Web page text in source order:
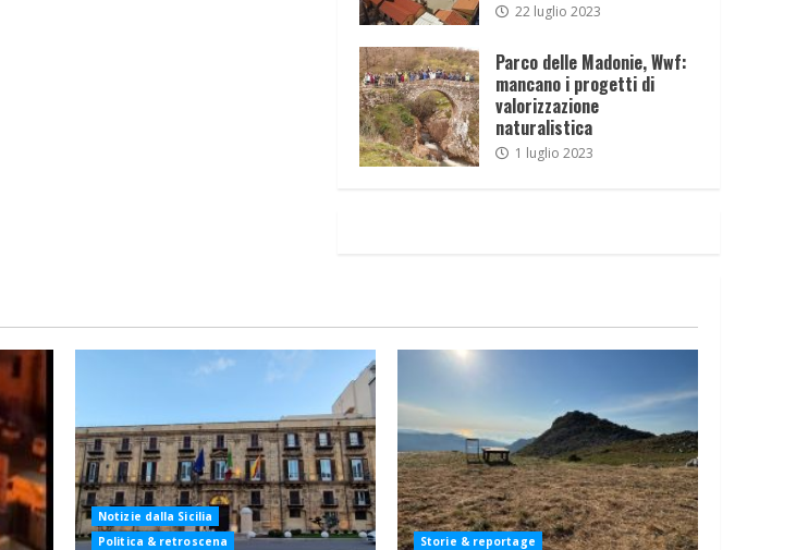
22 luglio 2023
Parco delle Madonie, Wwf:
mancano i progetti di
valorizzazione
naturalistica
1 luglio 2023
Notizie dalla Sicilia
Politica & retroscena
Storie & reportage